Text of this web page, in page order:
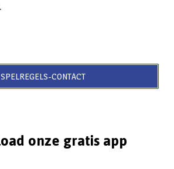
SPELREGELS-CONTACT
onze gratis app